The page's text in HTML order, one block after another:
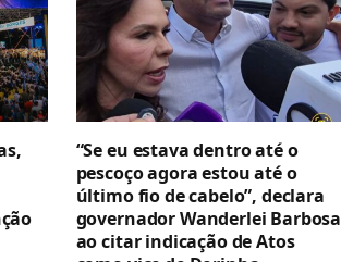
“Se eu estava dentro até o
pescoço agora estou até o
último fio de cabelo”, declara
governador Wanderlei Barbosa
ao citar indicação de Atos